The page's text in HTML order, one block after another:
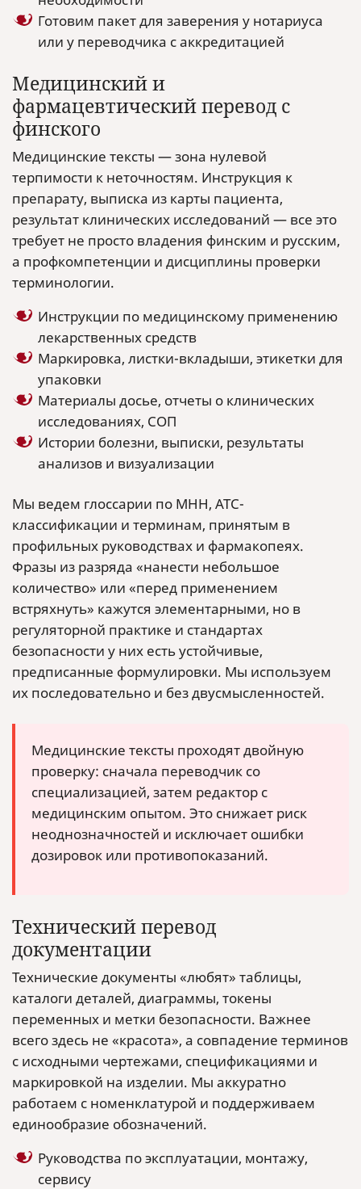
Готовим пакет для заверения у нотариуса
или у переводчика с аккредитацией
Медицинский и
фармацевтический перевод с
финского
Медицинские тексты — зона нулевой
терпимости к неточностям. Инструкция к
препарату, выписка из карты пациента,
результат клинических исследований — все это
требует не просто владения финским и русским,
а профкомпетенции и дисциплины проверки
терминологии.
Инструкции по медицинскому применению
лекарственных средств
Маркировка, листки-вкладыши, этикетки для
упаковки
Материалы досье, отчеты о клинических
исследованиях, СОП
Истории болезни, выписки, результаты
анализов и визуализации
Мы ведем глоссарии по МНН, ATC-
классификации и терминам, принятым в
профильных руководствах и фармакопеях.
Фразы из разряда «нанести небольшое
количество» или «перед применением
встряхнуть» кажутся элементарными, но в
регуляторной практике и стандартах
безопасности у них есть устойчивые,
предписанные формулировки. Мы используем
их последовательно и без двусмысленностей.
Медицинские тексты проходят двойную
проверку: сначала переводчик со
специализацией, затем редактор с
медицинским опытом. Это снижает риск
неоднозначностей и исключает ошибки
дозировок или противопоказаний.
Технический перевод
документации
Технические документы «любят» таблицы,
каталоги деталей, диаграммы, токены
переменных и метки безопасности. Важнее
всего здесь не «красота», а совпадение терминов
с исходными чертежами, спецификациями и
маркировкой на изделии. Мы аккуратно
работаем с номенклатурой и поддерживаем
единообразие обозначений.
Руководства по эксплуатации, монтажу,
сервису